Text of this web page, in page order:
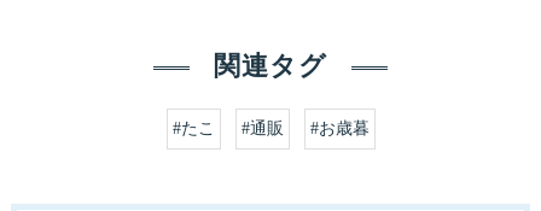
関連タグ
#たこ #通販 #お歳暮